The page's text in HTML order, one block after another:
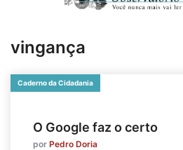
vingança
Caderno da Cidadania
O Google faz o certo
por Pedro Doria